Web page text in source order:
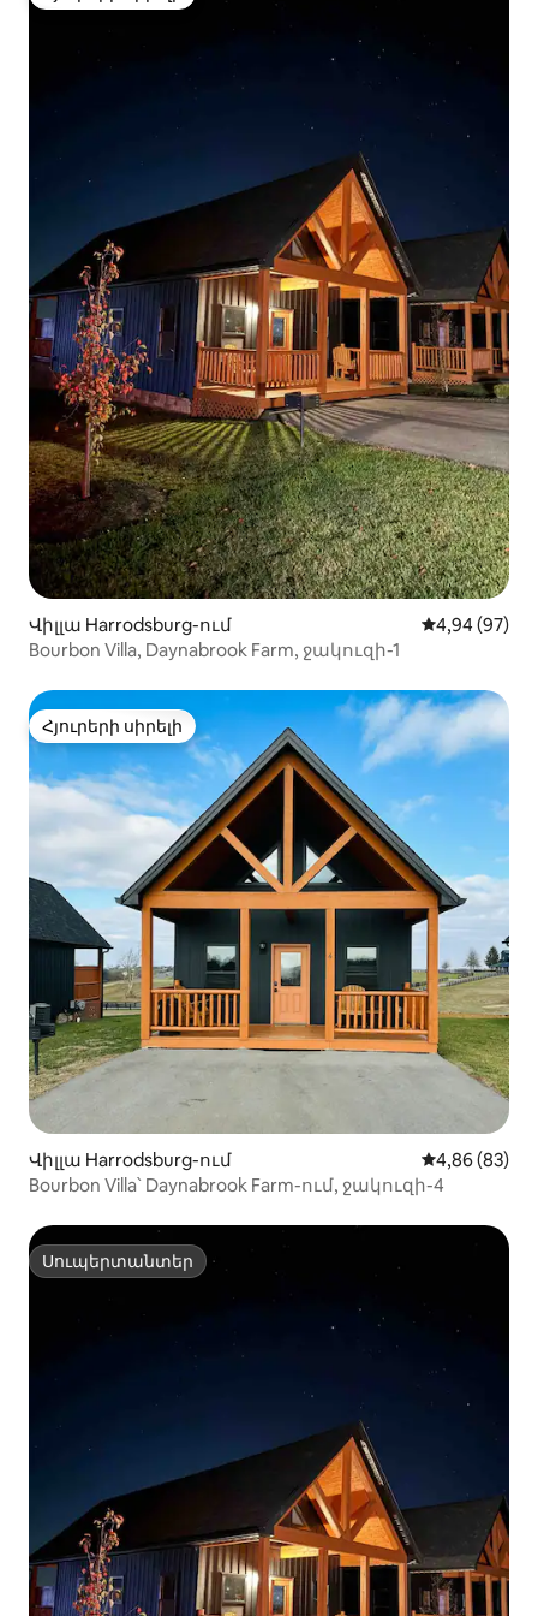
Վիլլա Harrodsburg-ում Միջին
4,94 (97)
Bourbon Villa, Daynabrook Farm, ջակուզի-1
Հյուրերի սիրելի
Հյուրերի սիրելի
Վիլլա Harrodsburg-ում Միջին
4,86 (83)
Bourbon Villa՝ Daynabrook Farm-ում, ջակուզի-4
Սուպերտանտեր
Սուպերտանտեր